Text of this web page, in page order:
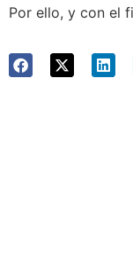
Por ello, y con el